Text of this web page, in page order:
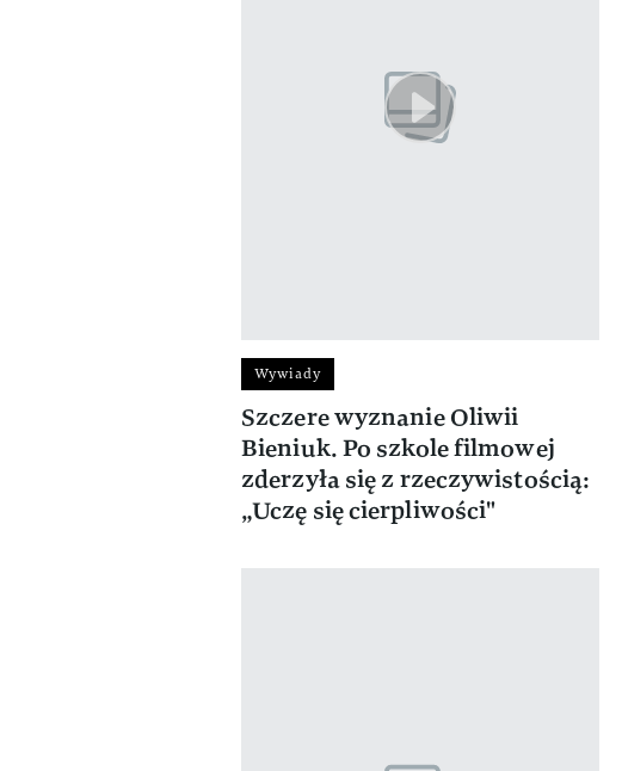
Wywiady
Szczere wyznanie Oliwii
Bieniuk. Po szkole filmowej
zderzyła się z rzeczywistością:
„Uczę się cierpliwości"